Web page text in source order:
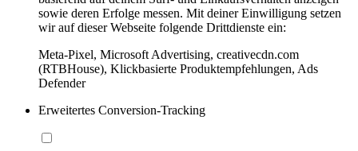
sowie deren Erfolge messen. Mit deiner Einwilligung setzen
wir auf dieser Webseite folgende Drittdienste ein:
Meta-Pixel, Microsoft Advertising, creativecdn.com
(RTBHouse), Klickbasierte Produktempfehlungen, Ads
Defender
Erweitertes Conversion-Tracking